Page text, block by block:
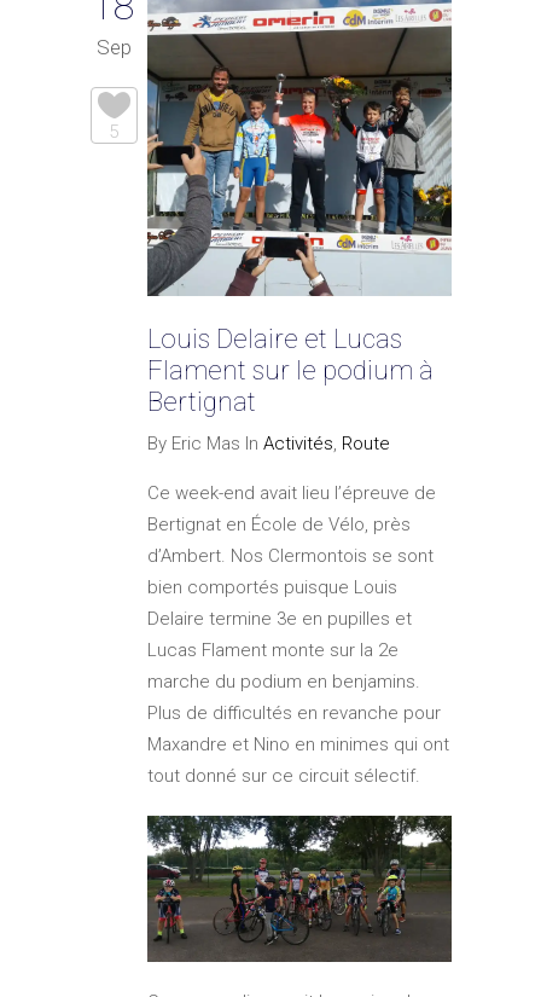
Sep
5
Louis Delaire et Lucas
Flament sur le podium à
Bertignat
By Eric Mas In Activités, Route
Ce week-end avait lieu l’épreuve de
Bertignat en École de Vélo, près
d’Ambert. Nos Clermontois se sont
bien comportés puisque Louis
Delaire termine 3e en pupilles et
Lucas Flament monte sur la 2e
marche du podium en benjamins.
Plus de difficultés en revanche pour
Maxandre et Nino en minimes qui ont
tout donné sur ce circuit sélectif.